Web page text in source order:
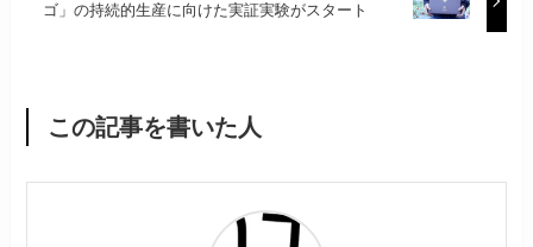
ゴ」の持続的生産に向けた実証実験がスタート
この記事を書いた人